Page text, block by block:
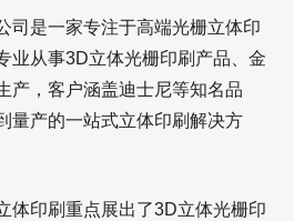
司是一家专注于高端光栅立体印
业从事3D立体光栅印刷产品、金
产，客户涵盖迪士尼等知名品
量产的一站式立体印刷解决方
体印刷重点展出了3D立体光栅印